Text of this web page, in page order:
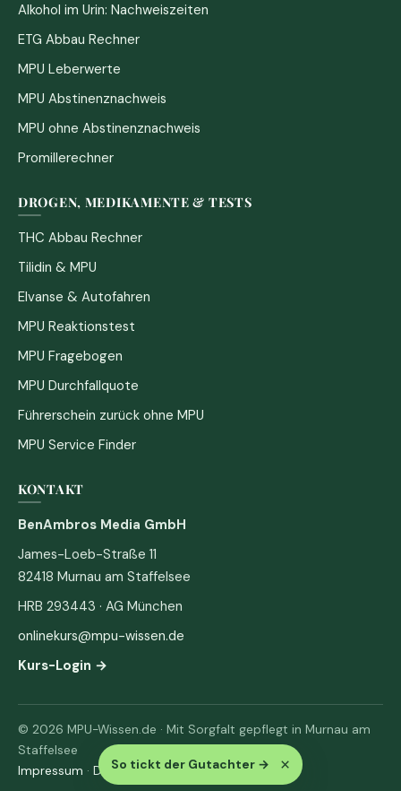
So tickt der Gutachter → ×
Alkohol im Urin: Nachweiszeiten
ETG Abbau Rechner
MPU Leberwerte
MPU Abstinenznachweis
MPU ohne Abstinenznachweis
Promillerechner
DROGEN, MEDIKAMENTE & TESTS
THC Abbau Rechner
Tilidin & MPU
Elvanse & Autofahren
MPU Reaktionstest
MPU Fragebogen
MPU Durchfallquote
Führerschein zurück ohne MPU
MPU Service Finder
KONTAKT
BenAmbros Media GmbH
James-Loeb-Straße 11
82418 Murnau am Staffelsee
HRB 293443 · AG München
onlinekurs@mpu-wissen.de
Kurs-Login →
© 2026 MPU-Wissen.de · Mit Sorgfalt gepflegt in Murnau am
Staffelsee
Impressum · Datenschutz & AGB